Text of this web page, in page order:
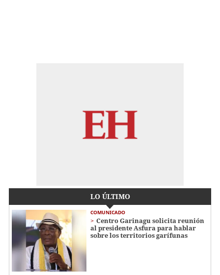
LO ÚLTIMO
COMUNICADO
Centro Garinagu solicita reunión
al presidente Asfura para hablar
sobre los territorios garífunas